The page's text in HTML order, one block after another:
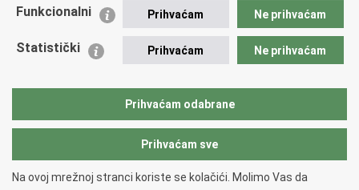
Policijska akademija
Zaklada policijske solidarnosti
Vučetić"
Funkcionalni Prihvaćam Ne prihvaćam
Statistički Prihvaćam Ne prihvaćam
Prihvaćam odabrane
Prihvaćam sve
Na ovoj mrežnoj stranci koriste se kolačići. Molimo Vas da